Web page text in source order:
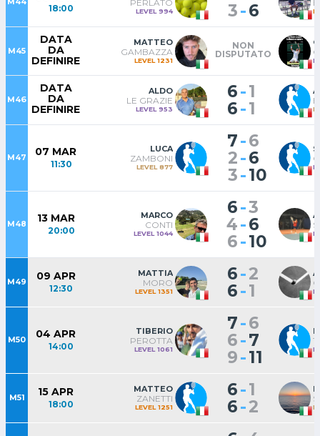
18:00
PERLATO
LEVEL 994
3-6
M45
DATA
DA
DEFINIRE
MATTEO
GAMBAZZA
LEVEL 1231
NON
DISPUTATO
M46
DATA
DA
DEFINIRE
ALDO
LE GRAZIE
LEVEL 953
6-1
6-1
M47 07 MAR
11:30
LUCA
ZAMBONI
LEVEL 877
7-6
2-6
3-10
M48 13 MAR
20:00
MARCO
CONTI
LEVEL 1044
6-3
4-6
6-10
M49 09 APR
12:30
MATTIA
MORO
LEVEL 1351
6-2
6-1
M50 04 APR
14:00
TIBERIO
PEROTTA
LEVEL 1061
7-6
6-7
9-11
M51 15 APR
18:00
MATTEO
ZANETTI
LEVEL 1251
6-1
6-2